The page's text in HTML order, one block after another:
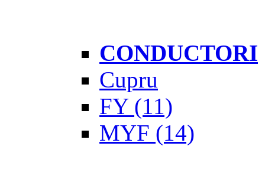
CONDUCTORI
Cupru
FY(11)
MYF (14)